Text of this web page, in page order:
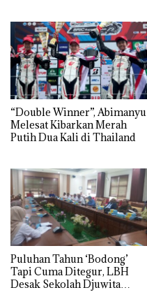
“Double Winner”, Abimanyu
Melesat Kibarkan Merah
Putih Dua Kali di Thailand
Puluhan Tahun ‘Bodong’
Tapi Cuma Ditegur, LBH
Desak Sekolah Djuwita